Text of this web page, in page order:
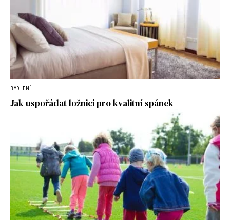
BYDLENÍ
Jak uspořádat ložnici pro kvalitní spánek